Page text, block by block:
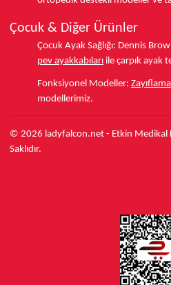
Çocuk & Diğer Ürünler
Çocuk Ayak Sağlığı: Dennis
pev ayakkabıları ile çarpık ayak
Fonksiyonel Modeller:
modellerimiz.
© 2026 ladyfalcon.net - Etkin Medikal
Saklıdır.